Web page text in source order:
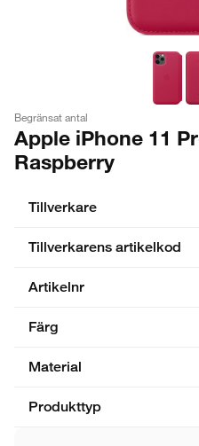
Begränsat antal
Apple iPhone 11
Raspberry
Tillverkare
Tillverkarens artikelkod
Artikelnr
Färg
Material
Produkttyp